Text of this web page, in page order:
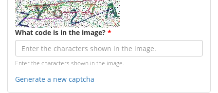
What code is in the image? *
Enter the characters shown in the image.
Generate a new captcha